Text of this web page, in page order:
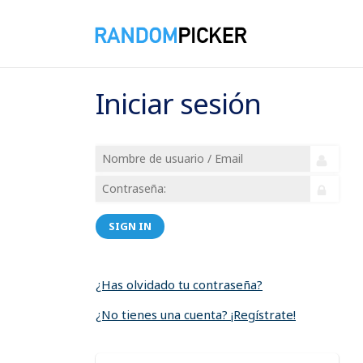
Iniciar sesión
SIGN IN
¿Has olvidado tu contraseña?
¿No tienes una cuenta? ¡Regístrate!